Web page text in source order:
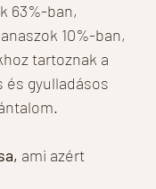
63%-ban,
10%-ban,
tartoznak a
gyulladásos
ami azért